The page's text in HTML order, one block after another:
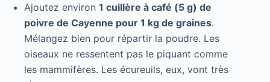
Ajoutez environ 1 cuillère à café (5 g) de
poivre de Cayenne pour 1 kg de graines.
Mélangez bien pour répartir la poudre. Les
oiseaux ne ressentent pas le piquant comme
les mammifères. Les écureuils, eux, vont très